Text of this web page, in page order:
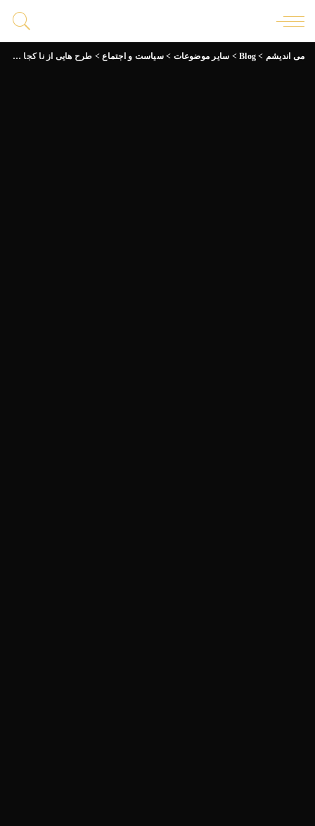
می اندیشم >
Blog
> سایر موضوعات >سیاست و اجتماع> طرح هایی از نا کجا 3 : میدان بهارستان ؛ چه کسی پاسخگو خواهد بود؟!